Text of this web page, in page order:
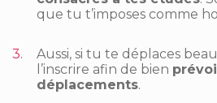
que tu t’imposes comme
Aussi, si tu te déplaces
l’inscrire afin de bien
déplacements.